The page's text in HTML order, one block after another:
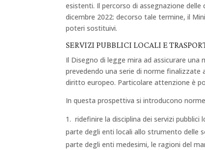
esistenti. Il percorso di assegnazione
dicembre 2022: decorso tale termine, il
poteri sostituivi.
SERVIZI PUBBLICI LOCALI E
Il Disegno di legge mira ad assicurare una
prevedendo una serie di norme
diritto europeo. Particolare attenzione è
In questa prospettiva si introducono
ridefinire la disciplina dei servizi
parte degli enti locali allo strumento delle
parte degli enti medesimi, le ragioni del